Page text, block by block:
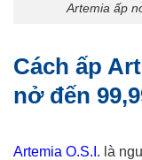
Artemia ấp
Cách ấp
nở đến
Artemia O.S.I. là